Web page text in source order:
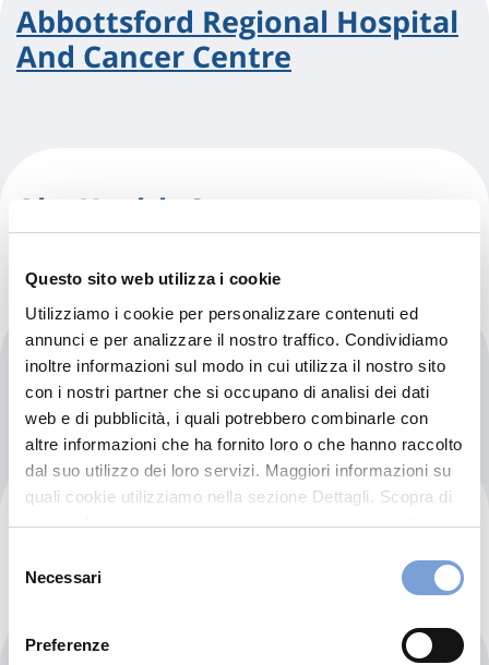
Questo sito web utilizza i cookie
Utilizziamo i cookie per personalizzare contenuti ed
annunci e per analizzare il nostro traffico. Condividiamo
inoltre informazioni sul modo in cui utilizza il nostro sito
con i nostri partner che si occupano di analisi dei dati
web e di pubblicità, i quali potrebbero combinarle con
altre informazioni che ha fornito loro o che hanno raccolto
dal suo utilizzo dei loro servizi. Maggiori informazioni su
quali cookie utilizziamo nella sezione Dettagli. Scopra di
più su chi siamo, come può contattarci e come trattiamo i
può trovare nel footer del sito nella sezione "Informativa
delNecessari
Preferenze
Abbottsford Regional Hospital
And Cancer Centre
Abc Health Center
Abd Stoma-bis Dental Clinic
Abdrakhmanova Pharmacy